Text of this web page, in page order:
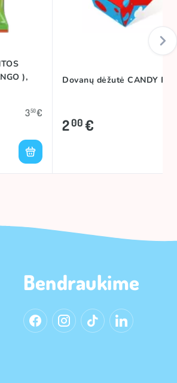
),
350€
Dovanų dėžutė CANDY
200€
Bendraukime